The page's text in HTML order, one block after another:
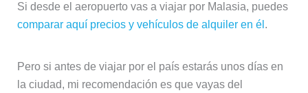
Si desde el aeropuerto vas a viajar por Malasia, puedes
comparar aquí precios y vehículos de alquiler en él .
Pero si antes de viajar por el país estarás unos días en
la ciudad, mi recomendación es que vayas del